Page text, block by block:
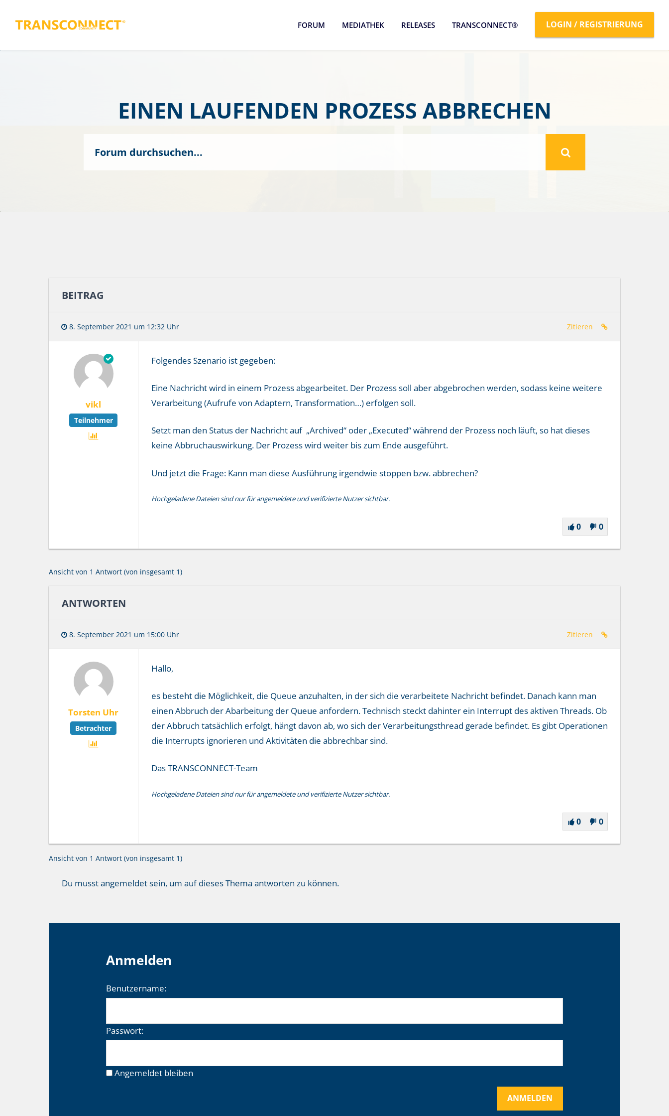
FORUM MEDIATHEK RELEASES TRANSCONNECT® LOGIN / REGISTRIERUNG
EINEN LAUFENDEN PROZESS ABBRECHEN
BEITRAG
8. September 2021 um 12:32 Uhr Zitieren
vikl
Teilnehmer
Folgendes Szenario ist gegeben:
Eine Nachricht wird in einem Prozess abgearbeitet. Der Prozess soll aber abgebrochen werden, sodass keine weitere
Verarbeitung (Aufrufe von Adaptern, Transformation…) erfolgen soll.
Setzt man den Status der Nachricht auf „Archived“ oder „Executed“ während der Prozess noch läuft, so hat dieses
keine Abbruchauswirkung. Der Prozess wird weiter bis zum Ende ausgeführt.
Und jetzt die Frage: Kann man diese Ausführung irgendwie stoppen bzw. abbrechen?
Hochgeladene Dateien sind nur für angemeldete und verifizierte Nutzer sichtbar.
0 0
Ansicht von 1 Antwort (von insgesamt 1)
ANTWORTEN
8. September 2021 um 15:00 Uhr Zitieren
Torsten Uhr
Betrachter
Hallo,
es besteht die Möglichkeit, die Queue anzuhalten, in der sich die verarbeitete Nachricht befindet. Danach kann man
einen Abbruch der Abarbeitung der Queue anfordern. Technisch steckt dahinter ein Interrupt des aktiven Threads. Ob
der Abbruch tatsächlich erfolgt, hängt davon ab, wo sich der Verarbeitungsthread gerade befindet. Es gibt Operationen
die Interrupts ignorieren und Aktivitäten die abbrechbar sind.
Das TRANSCONNECT-Team
Hochgeladene Dateien sind nur für angemeldete und verifizierte Nutzer sichtbar.
0 0
Ansicht von 1 Antwort (von insgesamt 1)
Du musst angemeldet sein, um auf dieses Thema antworten zu können.
Anmelden
Benutzername:
Passwort:
Angemeldet bleiben
ANMELDEN